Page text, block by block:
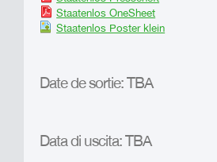
Staatenlos OneSheet
Staatenlos Poster klein
Date de sortie: TBA
Data di uscita: TBA